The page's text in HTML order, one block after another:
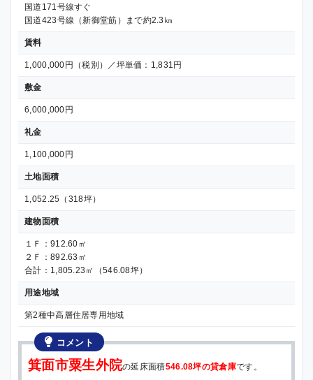
国道171号線すぐ
国道423号線（新御堂筋）まで約2.3㎞
賃料
1,000,000円（税別）／坪単価：1,831円
敷金
6,000,000円
礼金
1,100,000円
土地面積
1,052.25（318坪）
建物面積
１Ｆ：912.60㎡
２Ｆ：892.63㎡
合計：1,805.23㎡（546.08坪）
用途地域
第2種中高層住居専用地域
コメント
箕面市粟生外院の延床面積546.08坪の貸倉庫です。